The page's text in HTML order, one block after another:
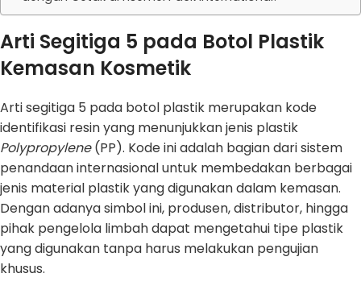
Arti Segitiga 5 pada Botol Plastik
Kemasan Kosmetik
Arti segitiga 5 pada botol plastik merupakan kode
identifikasi resin yang menunjukkan jenis plastik
Polypropylene(PP). Kode ini adalah bagian dari sistem
penandaan internasional untuk membedakan berbagai
jenis material plastik yang digunakan dalam kemasan.
Dengan adanya simbol ini, produsen, distributor, hingga
pihak pengelola limbah dapat mengetahui tipe plastik
yang digunakan tanpa harus melakukan pengujian
khusus.